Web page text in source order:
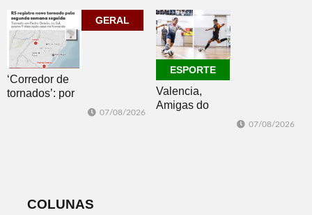
corpo que cai”
GERAL
‘Corredor de
tornados’: por
07/08/2026
ESPORTE
Valencia,
Amigas do
07/08/2026
COLUNAS